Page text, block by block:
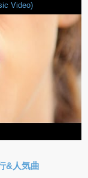
Video)
&人気曲